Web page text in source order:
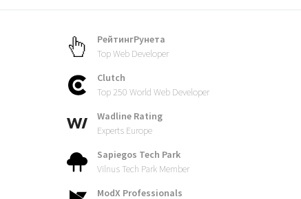
РейтингРунета
Top Web Developer
Clutch
Top 250 World Web Developer
Wadline Rating
Experts Europe
Sapiegos Tech Park
Vilnus Tech Park Member
ModX Professionals